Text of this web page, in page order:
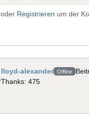
oder Registrieren um der
lloyd-alexander Offline
Thanks: 475